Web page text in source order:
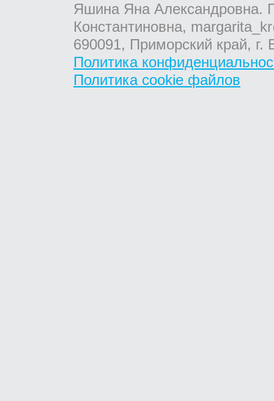
Яшина Яна Александровна.
Константиновна,
690091, Приморский край,
Политика
Политика cookie файлов